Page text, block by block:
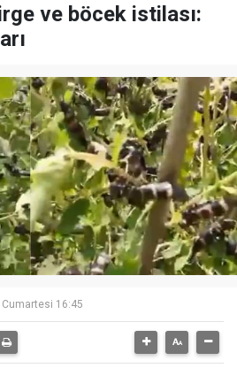
ve böcek istilası:
16:45